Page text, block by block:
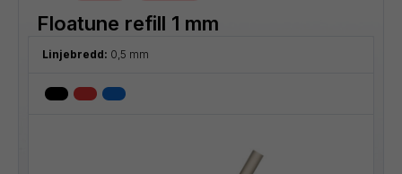
Floatune refill 1 mm
Linjebredd: 0,5 mm